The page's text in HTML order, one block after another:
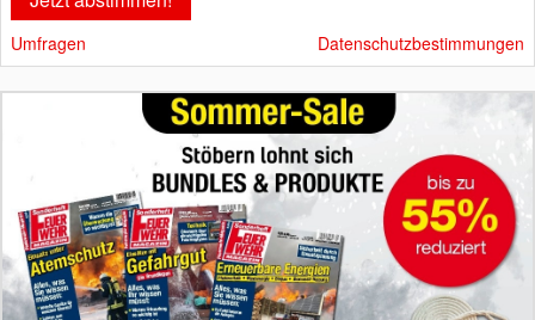
Umfragen Datenschutzbestimmungen